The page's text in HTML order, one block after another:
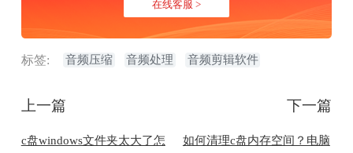
在线客服 >
标签: 音频压缩 音频处理 音频剪辑软件
上一篇
c盘windows文件夹太大了怎
下一篇
如何清理c盘内存空间？电脑